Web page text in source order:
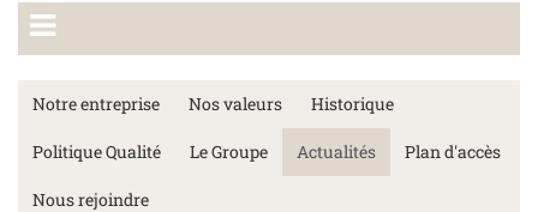
Notre entreprise Nos valeurs Historique
Politique Qualité Le Groupe Actualités Plan d'accès
Nous rejoindre